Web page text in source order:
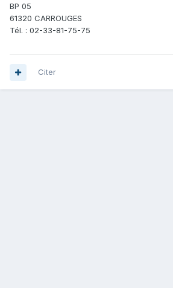
BP 05
61320 CARROUGES
Tél. : 02-33-81-75-75
Citer